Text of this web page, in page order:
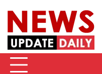
content